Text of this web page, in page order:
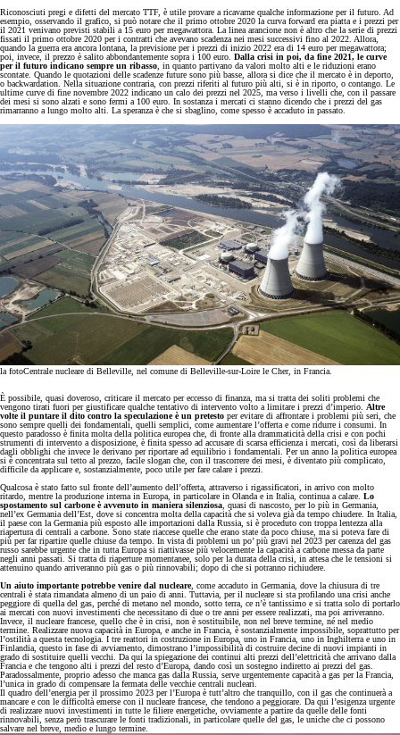
Riconosciuti pregi e difetti del mercato TTF, è utile provare a ricavarne qualche informazione per il futuro. Ad
esempio, osservando il grafico, si può notare che il primo ottobre 2020 la curva forward era piatta e i prezzi per
il 2021 venivano previsti stabili a 15 euro per megawattora. La linea arancione non è altro che la serie di prezzi
fissati il primo ottobre 2020 per i contratti che avevano scadenza nei mesi successivi fino al 2022. Allora,
quando la guerra era ancora lontana, la previsione per i prezzi di inizio 2022 era di 14 euro per megawattora;
poi, invece, il prezzo è salito abbondantemente sopra i 100 euro. Dalla crisi in poi, da fine 2021, le curve
per il futuro indicano sempre un ribasso , in quanto partivano da valori molto alti e le riduzioni erano
scontate. Quando le quotazioni delle scadenze future sono più basse, allora si dice che il mercato è in deporto,
o backwardation. Nella situazione contraria, con prezzi riferiti al futuro più alti, si è in riporto, o contango. Le
ultime curve di fine novembre 2022 indicano un calo dei prezzi nel 2025, ma verso i livelli che, con il passare
dei mesi si sono alzati e sono fermi a 100 euro. In sostanza i mercati ci stanno dicendo che i prezzi del gas
rimarranno a lungo molto alti. La speranza è che si sbaglino, come spesso è accaduto in passato.
la fotoCentrale nucleare di Belleville, nel comune di Belleville-sur-Loire le Cher, in Francia.
È possibile, quasi doveroso, criticare il mercato per eccesso di finanza, ma si tratta dei soliti problemi che
vengono tirati fuori per giustificare qualche tentativo di intervento volto a limitare i prezzi d’imperio. Altre
volte il puntare il dito contro la speculazione è un pretesto per evitare di affrontare i problemi più seri, che
sono sempre quelli dei fondamentali, quelli semplici, come aumentare l’offerta e come ridurre i consumi. In
questo paradosso è finita molta della politica europea che, di fronte alla drammaticità della crisi e con pochi
strumenti di intervento a disposizione, è finita spesso ad accusare di scarsa efficienza i mercati, così da liberarsi
dagli obblighi che invece le derivano per riportare ad equilibrio i fondamentali. Per un anno la politica europea
si è concentrata sul tetto al prezzo, facile slogan che, con il trascorrere dei mesi, è diventato più complicato,
difficile da applicare e, sostanzialmente, poco utile per fare calare i prezzi.
Qualcosa è stato fatto sul fronte dell’aumento dell’offerta, attraverso i rigassificatori, in arrivo con molto
ritardo, mentre la produzione interna in Europa, in particolare in Olanda e in Italia, continua a calare. Lo
spostamento sul carbone è avvenuto in maniera silenziosa, quasi di nascosto, per lo più in Germania,
nell’ex Germania dell’Est, dove si concentra molta della capacità che si voleva già da tempo chiudere. In Italia,
il paese con la Germania più esposto alle importazioni dalla Russia, si è proceduto con troppa lentezza alla
riapertura di centrali a carbone. Sono state riaccese quelle che erano state da poco chiuse, ma si poteva fare di
più per far ripartire quelle chiuse da tempo. In vista di problemi un po’ più gravi nel 2023 per carenza del gas
russo sarebbe urgente che in tutta Europa si riattivasse più velocemente la capacità a carbone messa da parte
negli anni passati. Si tratta di riaperture momentanee, solo per la durata della crisi, in attesa che le tensioni si
attenuino quando arriveranno più gas o più rinnovabili; dopo di che si potranno richiudere.
Un aiuto importante potrebbe venire dal nucleare, come accaduto in Germania, dove la chiusura di tre
centrali è stata rimandata almeno di un paio di anni. Tuttavia, per il nucleare si sta profilando una crisi anche
peggiore di quella del gas, perché di metano nel mondo, sotto terra, ce n’è tantissimo e si tratta solo di portarlo
ai mercati con nuovi investimenti che necessitano di due o tre anni per essere realizzati, ma poi arriveranno.
Invece, il nucleare francese, quello che è in crisi, non è sostituibile, non nel breve termine, né nel medio
termine. Realizzare nuova capacità in Europa, e anche in Francia, è sostanzialmente impossibile, soprattutto per
l’ostilità a questa tecnologia. I tre reattori in costruzione in Europa, uno in Francia, uno in Inghilterra e uno in
Finlandia, questo in fase di avviamento, dimostrano l’impossibilità di costruire decine di nuovi impianti in
grado di sostituire quelli vecchi. Da qui la spiegazione dei continui alti prezzi dell’elettricità che arrivano dalla
Francia e che tengono alti i prezzi del resto d’Europa, dando così un sostegno indiretto ai prezzi del gas.
Paradossalmente, proprio adesso che manca gas dalla Russia, serve urgentemente capacità a gas per la Francia,
l’unica in grado di compensare la fermata delle vecchie centrali nucleari.
Il quadro dell’energia per il prossimo 2023 per l’Europa è tutt’altro che tranquillo, con il gas che continuerà a
mancare e con le difficoltà emerse con il nucleare francese, che tendono a peggiorare. Da qui l’esigenza urgente
di realizzare nuovi investimenti in tutte le filiere energetiche, ovviamente a partire da quelle delle fonti
rinnovabili, senza però trascurare le fonti tradizionali, in particolare quelle del gas, le uniche che ci possono
salvare nel breve, medio e lungo termine.